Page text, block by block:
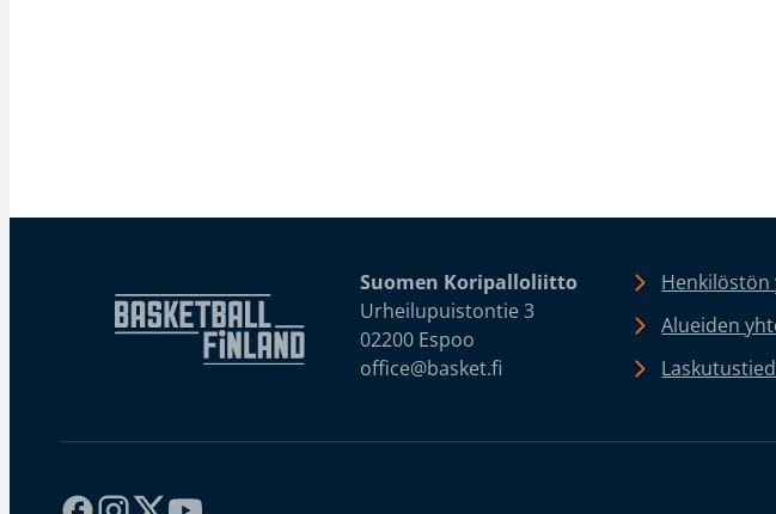
Suomen Koripalloliitto
Urheilupuistontie 3
02200 Espoo
office@basket.fi
Alueiden